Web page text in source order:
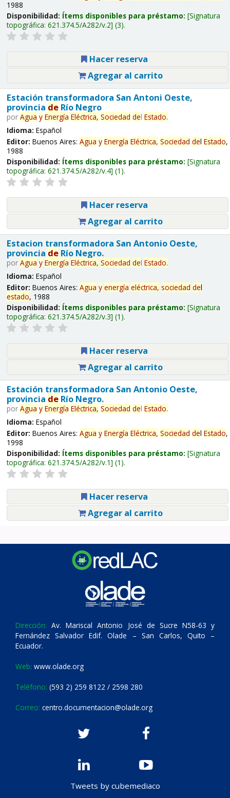
1988
Disponibilidad: Ítems disponibles para préstamo: Signatura
topográfica: 621.374.5/A282/v.2 (3).
Hacer reserva
Agregar al carrito
Estación transformadora San Antoni Oeste,
provincia deRío Negro
por Agua y Energía Eléctrica, Sociedad del Estado.
Idioma: Español
Editor: Buenos Aires: Agua y Energía Eléctrica, Sociedad del Estado,
1988
Disponibilidad: Ítems disponibles para préstamo: Signatura
topográfica: 621.374.5/A282/v.4 (1).
Hacer reserva
Agregar al carrito
Estacion transformadora San Antonio Oeste,
provincia deRío Negro.
por Agua y Energía Eléctrica, Sociedad del Estado.
Idioma: Español
Editor: Buenos Aires: Agua y energía eléctrica, sociedad del
estado, 1988
Disponibilidad: Ítems disponibles para préstamo: Signatura
topográfica: 621.374.5/A282/v.3 (1).
Hacer reserva
Agregar al carrito
Estación transformadora San Antonio Oeste,
provincia deRío Negro.
por Agua y Energía Eléctrica, Sociedad del Estado.
Idioma: Español
Editor: Buenos Aires: Agua y Energía Eléctrica, Sociedad del Estado,
1998
Disponibilidad: Ítems disponibles para préstamo: Signatura
topográfica: 621.374.5/A282/v.1 (1).
Hacer reserva
Agregar al carrito
Dirección: Av. Mariscal Antonio José de Sucre N58-63 y
Fernández Salvador Edif. Olade – San Carlos, Quito –
Ecuador.
Web: www.olade.org
Teléfono: (593 2) 259 8122 / 2598 280
Correo: centro.documentacion@olade.org
Tweets by cubemediaco